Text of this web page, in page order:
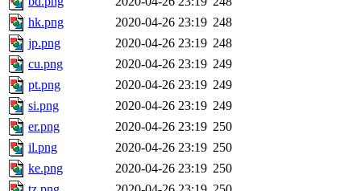
hk.png
2020-04-26 23:19 248
jp.png
2020-04-26 23:19 248
cu.png
2020-04-26 23:19 249
pt.png
2020-04-26 23:19 249
si.png
2020-04-26 23:19 249
er.png
2020-04-26 23:19 250
il.png
2020-04-26 23:19 250
ke.png
2020-04-26 23:19 250